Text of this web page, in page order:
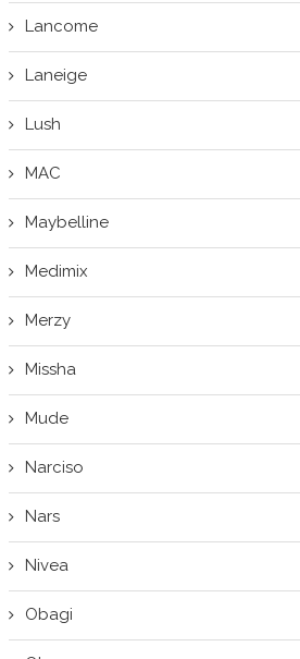
Lancome
Laneige
Lush
MAC
Maybelline
Medimix
Merzy
Missha
Mude
Narciso
Nars
Nivea
Obagi